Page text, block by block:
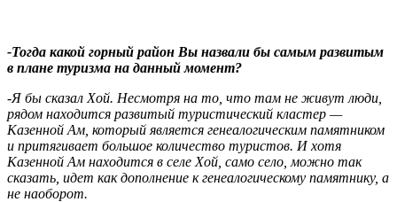
-Тогда какой горный район Вы назвали бы самым развитым
в плане туризма на данный момент?
-Я бы сказал Хой. Несмотря на то, что там не живут люди,
рядом находится развитый туристический кластер —
Казенной Ам, который является генеалогическим памятником
и притягивает большое количество туристов. И хотя
Казенной Ам находится в селе Хой, само село, можно так
сказать, идет как дополнение к генеалогическому памятнику, а
не наоборот.